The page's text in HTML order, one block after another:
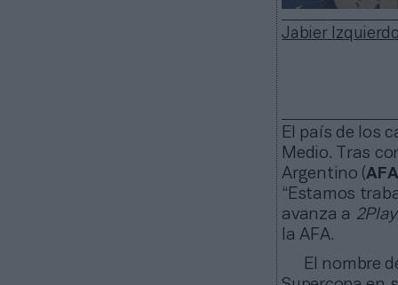
Jabier Izquierdo
El país de los
Medio. Tras
Argentino (AFA
“Estamos
avanza a
la AFA.
El nombre